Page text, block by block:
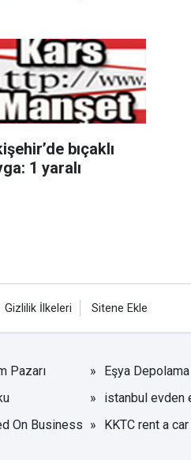
bıçaklı
1 yaralı
Gizlilik İlkeleri Sitene Ekle
Pazarı Eşya Depolama
istanbul evden
On Business
KKTC rent a car